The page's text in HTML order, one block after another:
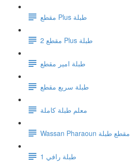
مقطع Plus طبلة
مقطع 2 Plus طبلة
طبلة امير مقطع
طبلة سريع مقطع
معلم طبلة كاملة
Wassan Pharaoun مقطع طبلة
1 طبلة رافي